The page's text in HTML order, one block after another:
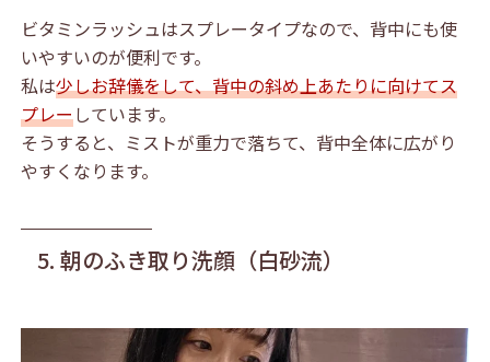
ビタミンラッシュはスプレータイプなので、背中にも使
いやすいのが便利です。
私は少しお辞儀をして、背中の斜め上あたりに向けてス
プレーしています。
そうすると、ミストが重力で落ちて、背中全体に広がり
やすくなります。
5. 朝のふき取り洗顔（白砂流）